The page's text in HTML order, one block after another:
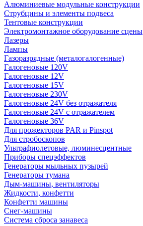
Алюминиевые модульные конструкции
Струбцины и элементы подвеса
Тентовые конструкции
Электромонтажное оборудование сцены
Лазеры
Лампы
Газоразрядные (металогалогенные)
Галогеновые 120V
Галогеновые 12V
Галогеновые 15V
Галогеновые 230V
Галогеновые 24V без отражателя
Галогеновые 24V с отражателем
Галогеновые 36V
Для прожекторов PAR и Pinspot
Для стробоскопов
Ультрафиолетовые, люминесцентные
Приборы спецэффектов
Генераторы мыльных пузырей
Генераторы тумана
Дым-машины, вентиляторы
Жидкости, конфетти
Конфетти машины
Снег-машины
Система сброса занавеса